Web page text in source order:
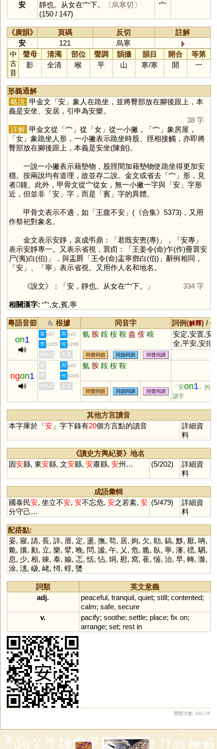
安
靜也。从女在宀下。
〔烏寒切〕
(150 / 147)
宀
《廣韻》 頁碼 反切
註解
安
121
烏寒
中
古
音
聲母 清濁 部位 聲調 韻攝 韻目 開合
等第
影
全清 喉 平 山 寒/寒 開 一
形義通解
略說: 甲金文「安」象人在跪坐，並將臀部放在腳後跟上，本
義是安坐、安居，引申為安樂。
38 字
詳解: 甲金文從「宀 」從「女」從一小撇，「宀 」象房屋，
「女」象跪坐人形，一小撇表示跪坐時股、脛相接觸，亦即將
臀部放在腳後跟上，本義是安坐(陳劍)。
一說一小撇表示藉墊物，股脛間加藉墊物使跪坐得更加安
穩。按兩說均有道理，故並存二說。金文或省去「宀 」形，見
者𣱼鐘。此外，甲骨文從宀從女，無一小撇一字與「安」字形
近，但並非「安」字，而是「賓」字的異體。
甲骨文表示不適，如「王腹不安」(《合集》5373)，又用
作祭祀對象名。
金文表示安靜，哀成弔鼎：「君既安叀(專)」，「安專」
表示安靜專一。又表示省視，睘卣：「王姜令(命)乍(作)冊睘安
尸(夷)白(伯)」，與盂爵「王令(命)盂寧鄧白(伯)」辭例相同，
「安」、「寧」表示省視。又用作人名和地名。
《說文》：「安，靜也。从女在宀下。」 334 字
相關漢字: 宀,女,賓,寧
粵語音節 & 根據 同音字 詞例(解釋) /
on1
黃 p37 周 p40 氨 胺 銨 桉 鞍 盎 侒 峖
安定,安置,安
全,平安,安排,
安靜,安然無
竹報平安,樂
李 p105 何 p266
HKLS 人文 同聲同韻 同韻同調 同聲同調
ngon1
黃 周 p40 氨 胺 銨 桉 鞍
李 何 p266
HKLS 人文
同聲同韻 同韻同調 同聲同調
「安on1 」的異
讀字
其他方言讀音
本字庫於「安」字下錄有20個方言點的讀音
詳細資
料
《讀史方輿紀要》地名
固安縣, 東安縣, 文安縣, 安肅縣, 安州… (5/202)
詳細資
料
成語彙輯
國泰民安, 坐立不安, 安不忘危, 安之若素, 安
分守己…
(5/479)
詳細資
料
配搭點:
晏, 寢, 請, 長, 詳, 厝, 定, 盪, 撫, 苟, 居, 姁, 欠, 劻, 鎬, 黟, 厭, 呥,
臲, 攘, 勷, 立, 樂, 擘, 晚, 問, 謐, 午, 乂 , 危, 卼, 臥, 寧, 瀋, 禗, 駟,
息, 少, 相, 竦, 泰, 媮, 忑,恬,怗, 烔, 慰, 窩, 萑,惴, 治, 早, 轉, 滁,
涂, 潓, 岋, 峔,憳, 蜳, 螴
詞類
英文意義
adj.
peaceful, tranquil, quiet; still; contented;
calm; safe, secure
v.
pacify; soothe; settle; place; fix on;
arrange; set; rest in
瀏覽次數: 66178